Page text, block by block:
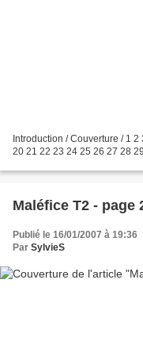
Introduction / Couverture / 1
20 21 22 23 24 25 26 27 28
Maléfice T2 - page
Publié le 16/01/2007 à 19:36
Par SylvieS